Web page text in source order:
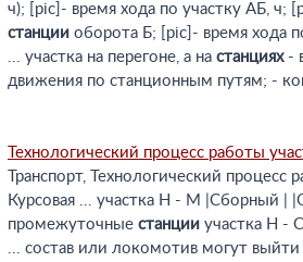
ч); [pic]- время хода по участку АБ, ч;
станции оборота Б; [pic]- время хода
... участка на перегоне, а на станциях-
движения по станционным путям; -
Технологический процесс работы
Транспорт, Технологический процесс
Курсовая ... участка Н - М |Сборный |
промежуточные станции участка Н -
... состав или локомотив могут